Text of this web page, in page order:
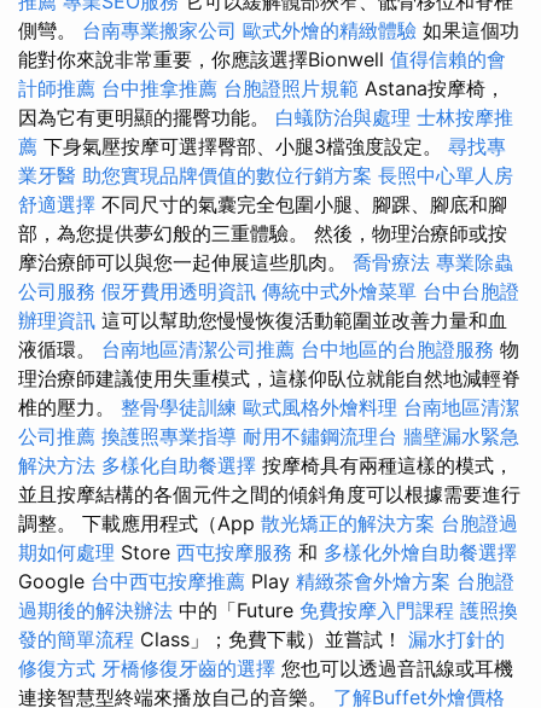
側彎。 台南專業搬家公司 歐式外燴的精緻體驗 如果這個功
能對你來說非常重要，你應該選擇Bionwell 值得信賴的會
計師推薦 台中推拿推薦 台胞證照片規範 Astana按摩椅，
因為它有更明顯的擺臀功能。 白蟻防治與處理 士林按摩推
薦 下身氣壓按摩可選擇臀部、小腿3檔強度設定。 尋找專
業牙醫 助您實現品牌價值的數位行銷方案 長照中心單人房
舒適選擇 不同尺寸的氣囊完全包圍小腿、腳踝、腳底和腳
部，為您提供夢幻般的三重體驗。 然後，物理治療師或按
摩治療師可以與您一起伸展這些肌肉。 喬骨療法 專業除蟲
公司服務 假牙費用透明資訊 傳統中式外燴菜單 台中台胞證
辦理資訊 這可以幫助您慢慢恢復活動範圍並改善力量和血
液循環。 台南地區清潔公司推薦 台中地區的台胞證服務 物
理治療師建議使用失重模式，這樣仰臥位就能自然地減輕脊
椎的壓力。 整骨學徒訓練 歐式風格外燴料理 台南地區清潔
公司推薦 換護照專業指導 耐用不鏽鋼流理台 牆壁漏水緊急
解決方法 多樣化自助餐選擇 按摩椅具有兩種這樣的模式，
並且按摩結構的各個元件之間的傾斜角度可以根據需要進行
調整。 下載應用程式（App 散光矯正的解決方案 台胞證過
期如何處理 Store 西屯按摩服務 和 多樣化外燴自助餐選擇
Google 台中西屯按摩推薦 Play 精緻茶會外燴方案 台胞證
過期後的解決辦法 中的「Future 免費按摩入門課程 護照換
發的簡單流程 Class」；免費下載）並嘗試！ 漏水打針的
修復方式 牙橋修復牙齒的選擇 您也可以透過音訊線或耳機
連接智慧型終端來播放自己的音樂。 了解Buffet外燴價格